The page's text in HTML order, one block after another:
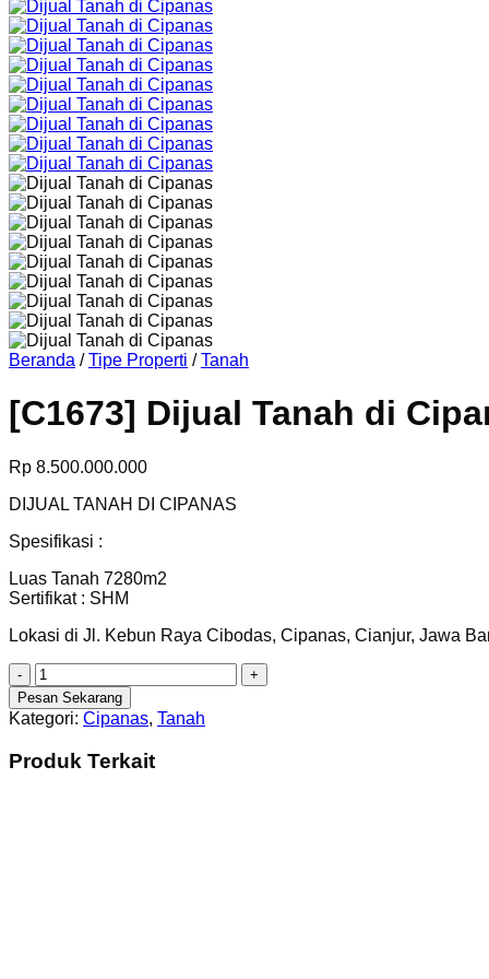
Beranda / Tipe Properti / Tanah
[C1673] Dijual Tanah di
Rp 8.500.000.000
DIJUAL TANAH DI CIPANAS
Spesifikasi :
Luas Tanah 7280m2
Sertifikat : SHM
Lokasi di Jl. Kebun Raya Cibodas, Cipanas, Cianjur, Jawa
Kuantitas
[C1673]
Dijual
Tanah
Cipanas
Pesan Sekarang
Kategori: Cipanas, Tanah
Produk Terkait